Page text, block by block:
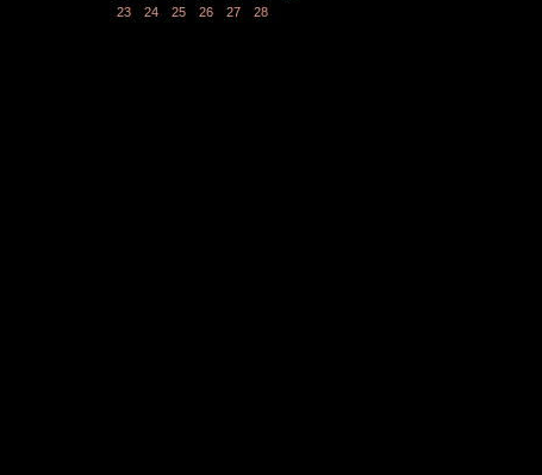
23
24 25 26 27 28